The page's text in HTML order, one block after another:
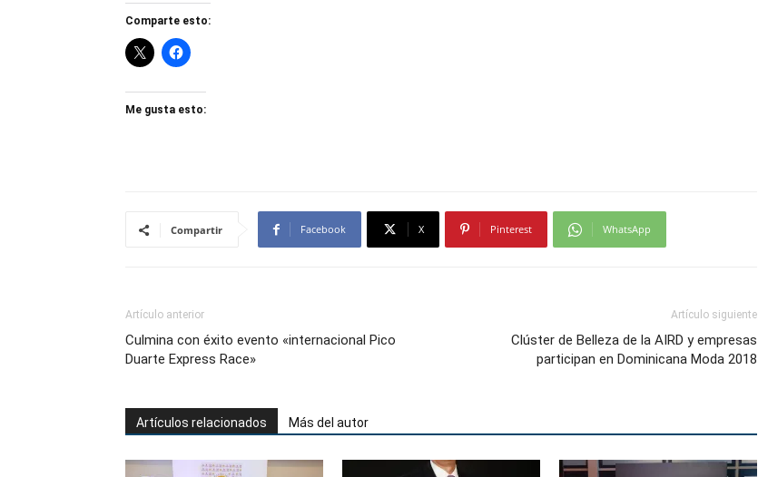
Comparte esto:
Me gusta esto:
Compartir Facebook X Pinterest WhatsApp
Artículo anterior
Culmina con éxito evento «internacional Pico
Duarte Express Race»
Artículo siguiente
Clúster de Belleza de la AIRD y empresas
participan en Dominicana Moda 2018
Artículos relacionados Más del autor